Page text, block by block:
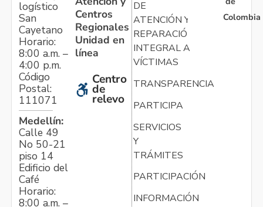
logístico
San
Cayetano
Horario:
8:00 a.m. –
4:00 p.m.
Código
Postal:
111071
Medellín:
Calle 49
No 50-21
piso 14
Edificio del
Café
Horario:
8:00 a.m. –
Centros
Regionales
Unidad en
línea
Centro
de
relevo
DE
ATENCIÓN Y
REPARACIÓN
INTEGRAL A
VÍCTIMAS
TRANSPARENCIA
PARTICIPA
SERVICIOS
Y
TRÁMITES
PARTICIPACIÓN
INFORMACIÓN
Colombia